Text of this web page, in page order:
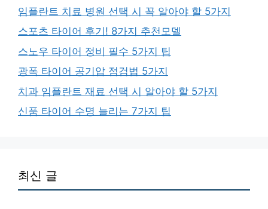
임플란트 치료 병원 선택 시 꼭 알아야 할 5가지
스포츠 타이어 후기! 8가지 추천모델
스노우 타이어 정비 필수 5가지 팁
광폭 타이어 공기압 점검법 5가지
치과 임플란트 재료 선택 시 알아야 할 5가지
신품 타이어 수명 늘리는 7가지 팁
최신 글